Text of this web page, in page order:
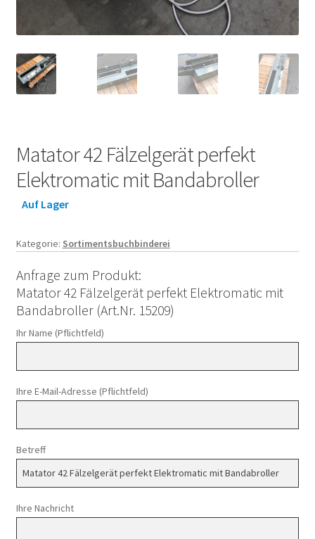
Matator 42 Fälzelgerät perfekt
Elektromatic mit Bandabroller
Auf Lager
Kategorie: Sortimentsbuchbinderei
Anfrage zum Produkt:
Matator 42 Fälzelgerät perfekt Elektromatic mit
Bandabroller (Art.Nr. 15209)
Ihr Name (Pflichtfeld)
Ihre E-Mail-Adresse (Pflichtfeld)
Betreff
Ihre Nachricht